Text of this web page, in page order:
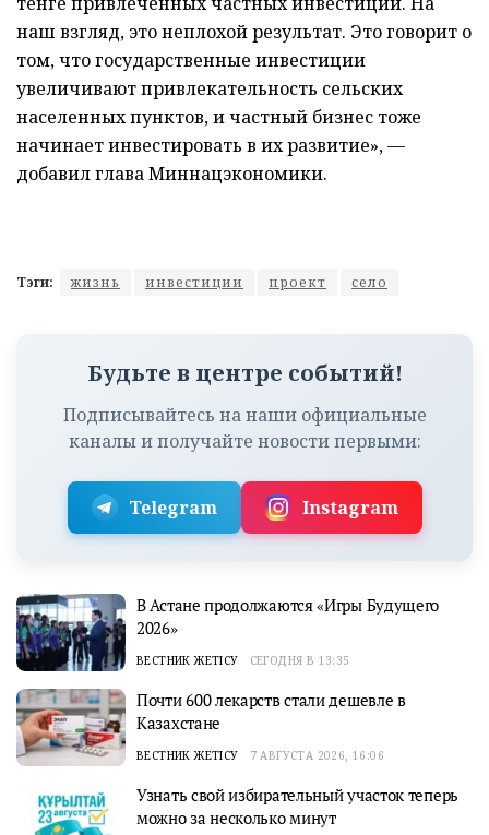
наш взгляд, это неплохой результат. Это говорит о
том, что государственные инвестиции
увеличивают привлекательность сельских
населенных пунктов, и частный бизнес тоже
начинает инвестировать в их развитие», —
добавил глава Миннацэкономики.
Тэги: жизнь инвестиции проект село
Будьте в центре событий!
Подписывайтесь на наши официальные
каналы и получайте новости первыми:
Telegram Instagram
В Астане продолжаются «Игры Будущего
2026»
ВЕСТНИК ЖЕТІСУ СЕГОДНЯ В 13:35
Почти 600 лекарств стали дешевле в
Казахстане
ВЕСТНИК ЖЕТІСУ 7 АВГУСТА 2026, 16:06
Узнать свой избирательный участок теперь
можно за несколько минут